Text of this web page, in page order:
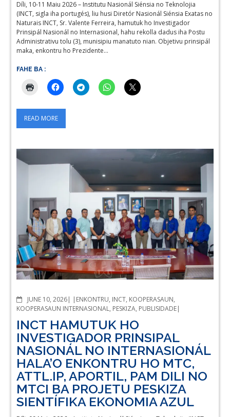
Díli, 10-11 Maiu 2026 – Institutu Nasionál Siénsia no Teknolojia
(INCT, sigla iha portugés), liu husi Diretór Nasionál Siénsia Exatas no
Naturais INCT, Sr. Valente Ferreira, hamutuk ho Investigador
Prinsipál Nasionál no Internasional, hahu rekolla dadus iha Postu
Administrativu tolu (3), munisipiu manatuto nian. Objetivu prinsipál
maka, enkontru ho Prezidente…
FAHE BA :
READ MORE
JUNE 10, 2026 COMMENTS
ENKONTRU, INCT, KOOPERASAUN,
KOOPERASAUN INTERNASIONAL, PESKIZA, PUBLISIDADE
INCT HAMUTUK HO
INVESTIGADOR PRINSIPAL
NASIONÁL NO INTERNASIONÁL
HALA’O ENKONTRU HO MTC,
ATTL.IP, APORTIL, PAM DILI NO
MTCI BA PROJETU PESKIZA
SIENTÍFIKA EKONOMIA AZUL